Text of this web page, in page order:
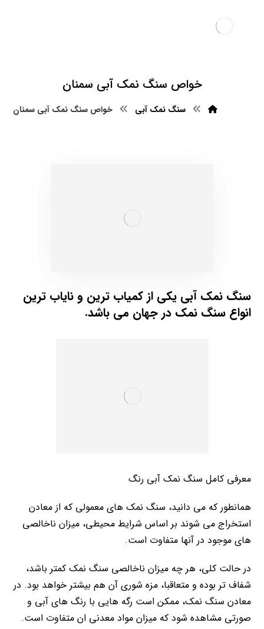
خواص سنگ نمک آبی سمنان
سنگ نمک آبی خواص سنگ نمک آبی سمنان
سنگ نمک آبی یکی از کمیاب ترین و نایاب ترین
انواع سنگ نمک در جهان می باشد.
معرفی کامل سنگ نمک آبی رنگ
همانطور که می دانید، سنگ نمک های معمولی که از معادن
استخراج می شوند بر اساس شرایط محیطی، میزان ناخالصی
های موجود در آنها متفاوت است.
در حالت کلی، هر چه میزان ناخالصی سنگ نمک کمتر باشد،
شفاف تر بوده و متعاقبا، مزه شوری آن هم بیشتر خواهد بود. در
معادن سنگ نمک، ممکن است رگه هایی با رنگ های آبی و
صورتی مشاهده شود که میزان مواد معدنی ان متفاوت است.